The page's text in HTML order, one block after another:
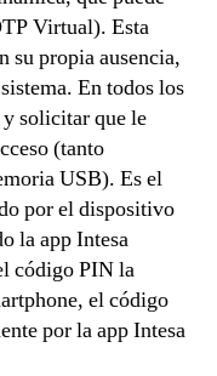
Virtual). Esta
su propia ausencia,
En todos los
solicitar que le
(tanto
USB). Es el
por el dispositivo
la app Intesa
código PIN la
el código
por la app Intesa